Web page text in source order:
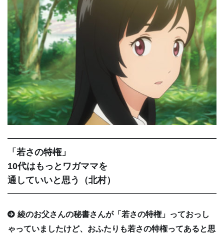
「若さの特権」
10代はもっとワガママを
通していいと思う（北村）
綾のお父さんの秘書さんが「若さの特権」っておっし
ゃっていましたけど、おふたりも若さの特権ってあると思